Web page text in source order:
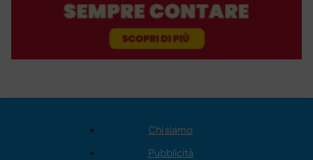
Chi siamo
Pubblicità